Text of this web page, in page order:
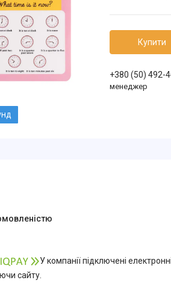
Купити
+380 (50) 492-
менеджер
У компанії підключені
сайту.